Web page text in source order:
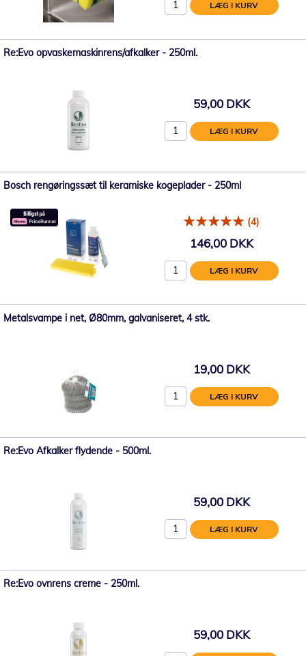
LÆG I KURV
Re:Evo opvaskemaskinrens/afkalker - 250ml.
59,00 DKK
LÆG I KURV
Bosch rengøringssæt til keramiske kogeplader - 250ml
(4)
146,00 DKK
LÆG I KURV
Metalsvampe i net, Ø80mm, galvaniseret, 4 stk.
19,00 DKK
LÆG I KURV
Re:Evo Afkalker flydende - 500ml.
59,00 DKK
LÆG I KURV
Re:Evo ovnrens creme - 250ml.
59,00 DKK